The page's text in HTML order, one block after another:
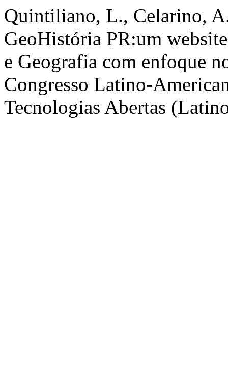
Quintiliano, L., Celarino,
GeoHistória PR:um
e Geografia com enfoque
Congresso Latino-
Tecnologias Abertas